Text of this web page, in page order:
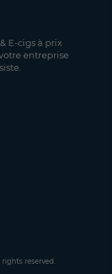
E-cigs à prix
entreprise
rights reserved.